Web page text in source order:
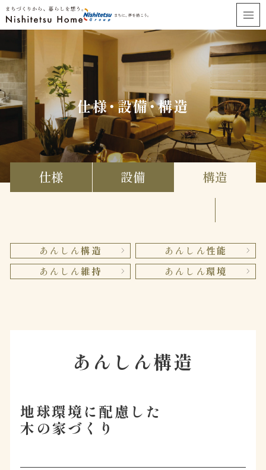
仕様・設備・構造
仕様 設備 構造
あんしん構造 あんしん性能
あんしん維持 あんしん環境
あんしん構造
地球環境に配慮した
木の家づくり